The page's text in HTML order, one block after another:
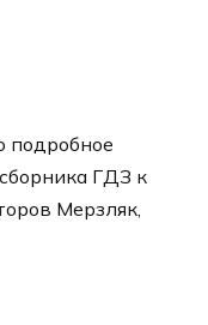
подробное
ГДЗ к
Мерзляк,